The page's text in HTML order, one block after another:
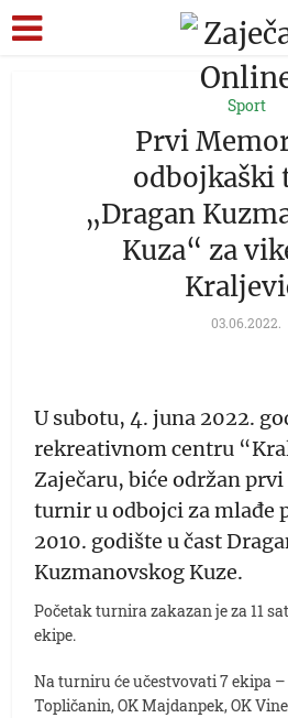
Sport
Prvi
„Dragan
Kuza“ za
03.06.2022.
U subotu, 4. juna 2022.
rekreativnom centru
Zaječaru, biće održan
turnir u odbojci za mlađe
2010. godište u čast
Kuzmanovskog Kuze.
Početak turnira zakazan je za 11
ekipe.
Na turniru će učestvovati 7 ekipa –
Topličanin, OK Majdanpek, OK